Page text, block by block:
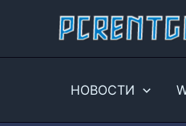
НОВОСТИ